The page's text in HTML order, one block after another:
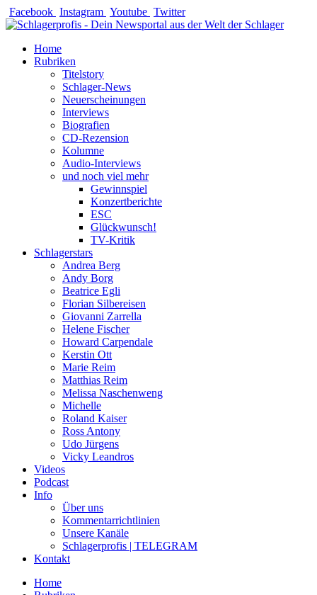
Zum
Inhalt
Facebook Instagram Youtube Twitter
Home
Rubriken
Titelstory
Schlager-News
Neuerscheinungen
Interviews
Biografien
CD-Rezension
Kolumne
Audio-Interviews
und noch viel mehr
Gewinnspiel
Konzertberichte
ESC
Glückwunsch!
TV-Kritik
Schlagerstars
Andrea Berg
Andy Borg
Beatrice Egli
Florian Silbereisen
Giovanni Zarrella
Helene Fischer
Howard Carpendale
Kerstin Ott
Marie Reim
Matthias Reim
Melissa Naschenweng
Michelle
Roland Kaiser
Ross Antony
Udo Jürgens
Vicky Leandros
Videos
Podcast
Info
Über uns
Kommentarrichtlinien
Unsere Kanäle
Schlagerprofis | TELEGRAM
Kontakt
Home